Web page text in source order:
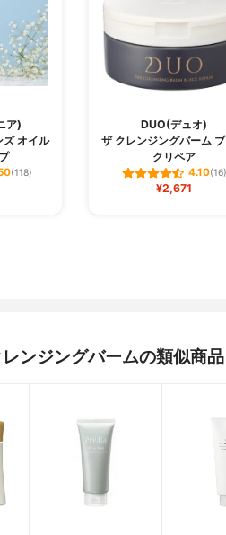
ア)
ズ オイル
(118)
DUO(デュオ)
ザ クレンジングバーム
クリペア
4.10(16)
¥2,671
ンジングバームの類似商